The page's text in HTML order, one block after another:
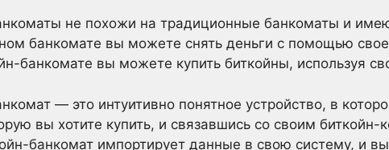
не похожи на традиционные банкоматы и
банкомате вы можете снять деньги с помощью
банкомате вы можете купить биткойны, используя
— это интуитивно понятное устройство, в
вы хотите купить, и связавшись со своим
банкомат импортирует данные в свою систему, и